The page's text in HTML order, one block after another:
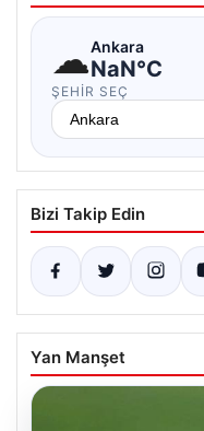
☁Ankara
NaN°C
ŞEHIR SEÇ
Bizi Takip Edin
Yan Manşet